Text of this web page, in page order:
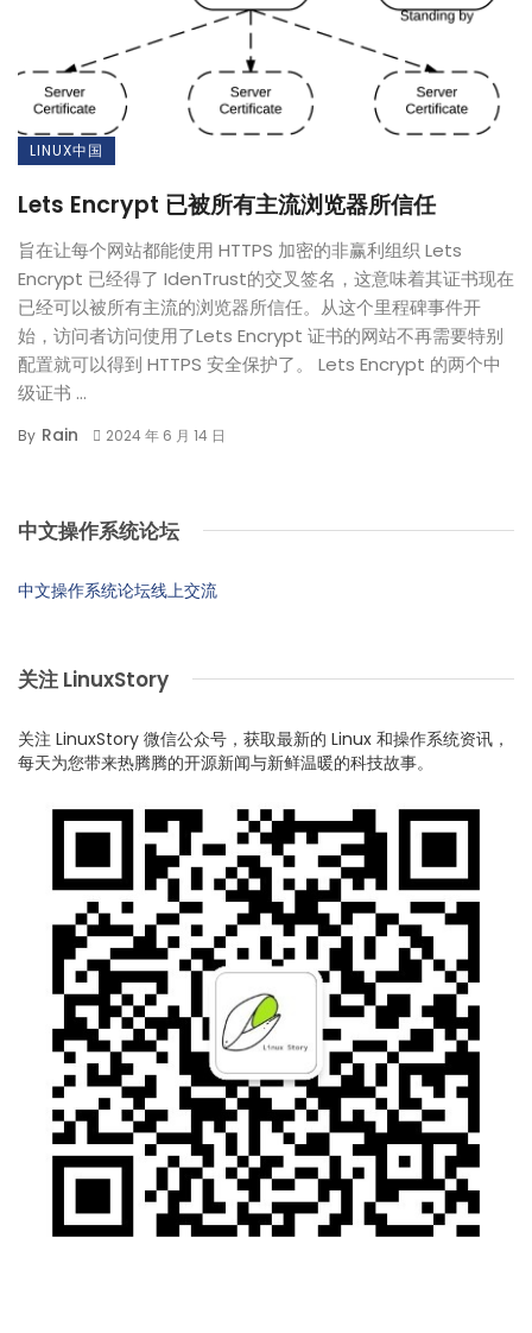
LINUX中国
Lets Encrypt 已被所有主流浏览器所信任
旨在让每个网站都能使用 HTTPS 加密的非赢利组织 Lets
Encrypt 已经得了 IdenTrust的交叉签名，这意味着其证书现在
已经可以被所有主流的浏览器所信任。从这个里程碑事件开
始，访问者访问使用了Lets Encrypt 证书的网站不再需要特别
配置就可以得到 HTTPS 安全保护了。 Lets Encrypt 的两个中
级证书 ...
By Rain 2024 年 6 月 14 日
中文操作系统论坛
中文操作系统论坛线上交流
关注 LinuxStory
关注 LinuxStory 微信公众号，获取最新的 Linux 和操作系统资讯，
每天为您带来热腾腾的开源新闻与新鲜温暖的科技故事。